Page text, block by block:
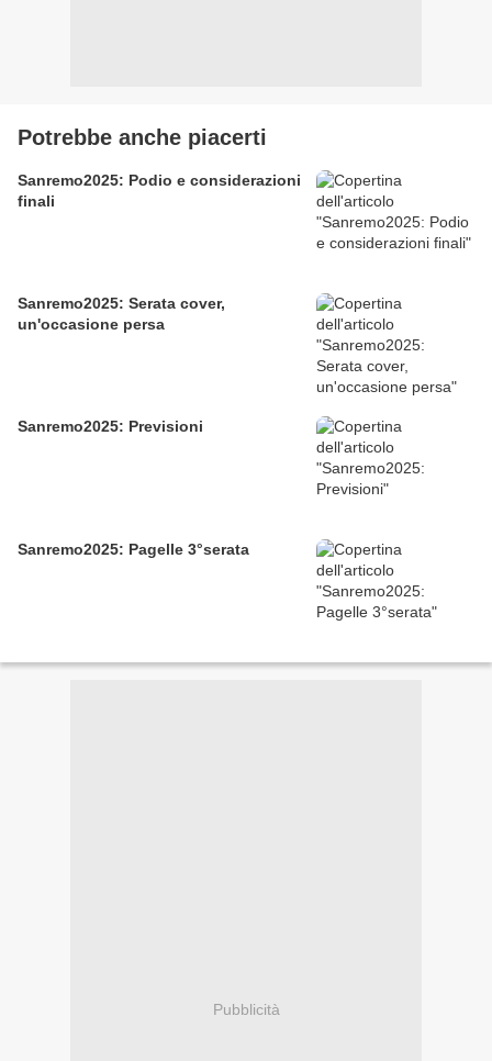
Potrebbe anche piacerti
Sanremo2025: Podio e considerazioni
finali
Sanremo2025: Serata cover,
un'occasione persa
Sanremo2025: Previsioni
Sanremo2025: Pagelle 3°serata
Pubblicità